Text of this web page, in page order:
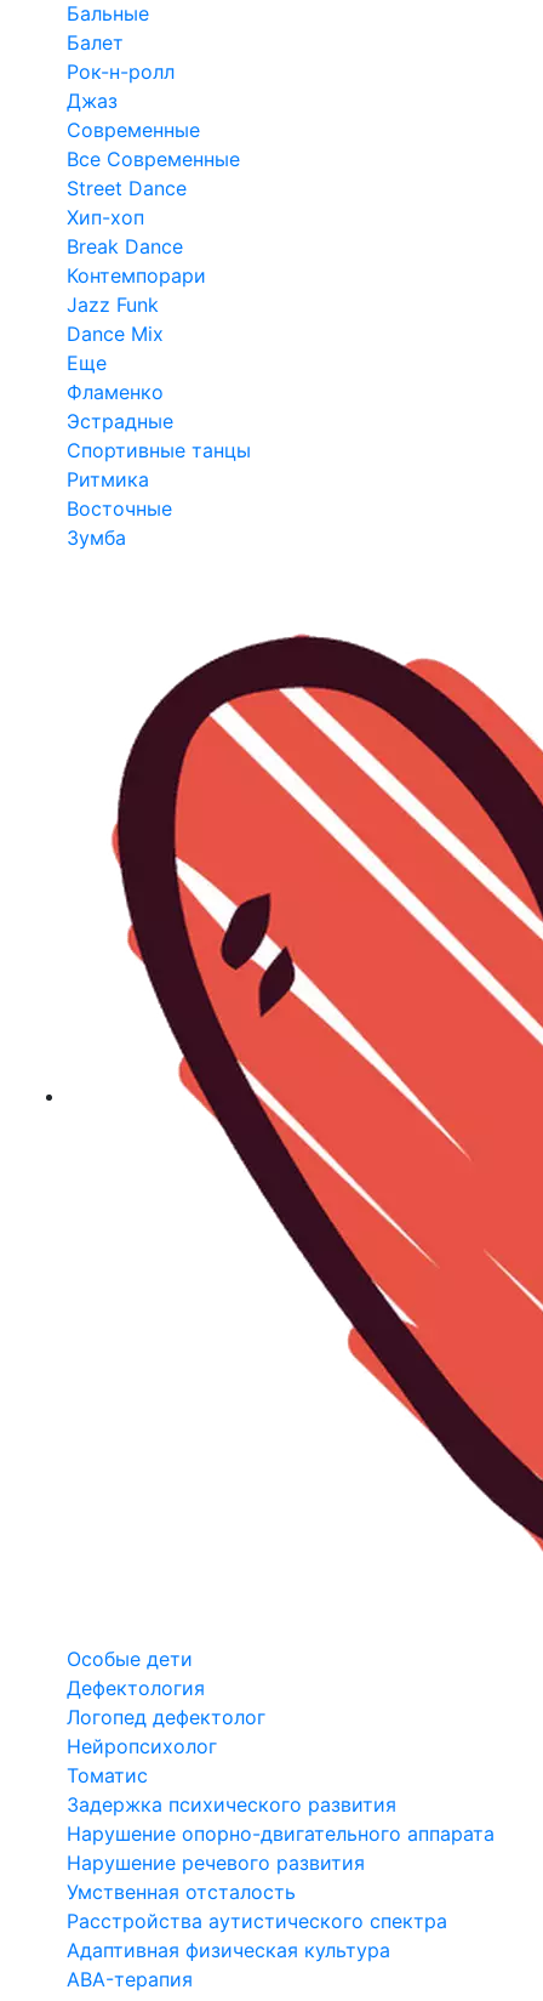
Бальные
Балет
Рок-н-ролл
Джаз
Современные
Все Современные
Street Dance
Хип-хоп
Break Dance
Контемпорари
Jazz Funk
Dance Mix
Еще
Фламенко
Эстрадные
Спортивные танцы
Ритмика
Восточные
Зумба
Особые дети
Дефектология
Логопед дефектолог
Нейропсихолог
Томатис
Задержка психического развития
Нарушение опорно-двигательного аппарата
Нарушение речевого развития
Умственная отсталость
Расстройства аутистического спектра
Адаптивная физическая культура
ABA-терапия